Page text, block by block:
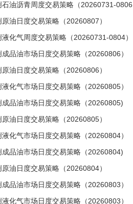
石油沥青周度交易策略（20260731-0806
油日度交易策略（20260807）
液化气周度交易策略（20260731-0804）
品油市场日度交易策略（20260806）
油日度交易策略（20260806）
化气市场日度交易策略（20260805）
成品油市场日度交易策略（20260805)
油日度交易策略（20260805）
化气市场日度交易策略（20260804）
成品油市场日度交易策略（20260804)
油日度交易策略（20260804）
品油市场日度交易策略（20260803）
化气市场日度交易策略（20260803）